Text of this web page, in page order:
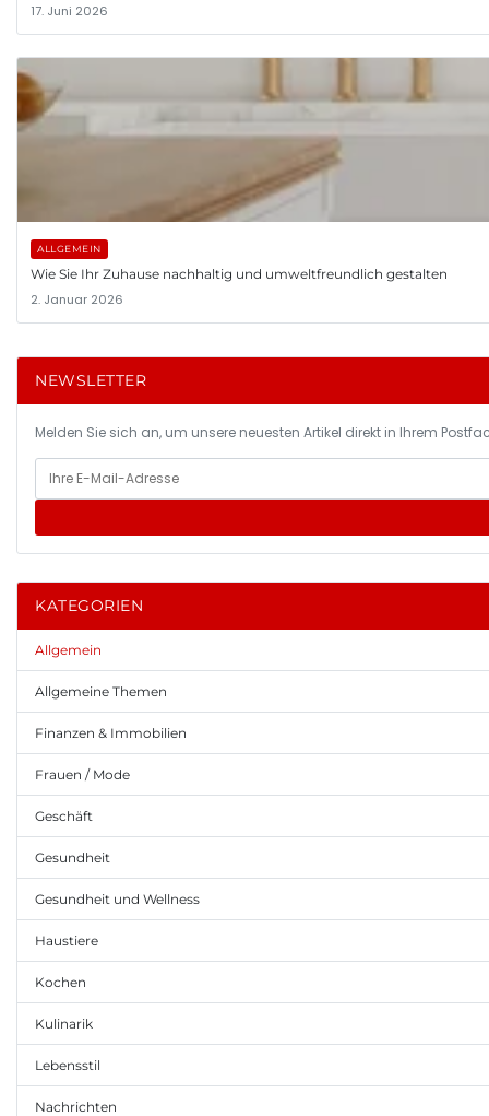
17. Juni 2026
ALLGEMEIN
Wie Sie Ihr Zuhause nachhaltig und umweltfreundlich gestalten
2. Januar 2026
NEWSLETTER
Melden Sie sich an, um unsere neuesten Artikel direkt in Ihrem
KATEGORIEN
Allgemein
Allgemeine Themen
Finanzen & Immobilien
Frauen / Mode
Geschäft
Gesundheit
Gesundheit und Wellness
Haustiere
Kochen
Kulinarik
Lebensstil
Nachrichten